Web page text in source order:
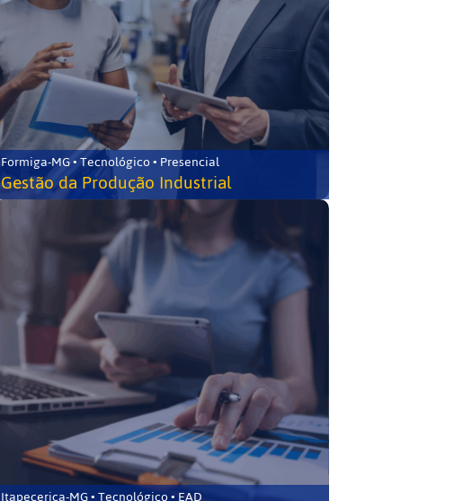
Formiga-MG • Tecnológico • Presencial
Gestão da Produção Industrial